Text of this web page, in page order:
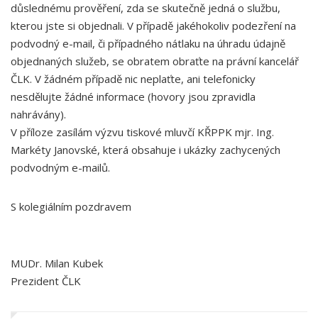
důslednému prověření, zda se skutečně jedná o službu,
kterou jste si objednali. V případě jakéhokoliv podezření na
podvodný e-mail, či případného nátlaku na úhradu údajně
objednaných služeb, se obratem obraťte na právní kancelář
ČLK. V žádném případě nic neplaťte, ani telefonicky
nesdělujte žádné informace (hovory jsou zpravidla
nahrávány).
V příloze zasílám výzvu tiskové mluvčí KŘPPK mjr. Ing.
Markéty Janovské, která obsahuje i ukázky zachycených
podvodným e-mailů.
S kolegiálním pozdravem
MUDr. Milan Kubek
Prezident ČLK